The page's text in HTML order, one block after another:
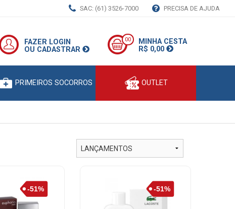
SAC: (61) 3526-7000 PRECISA DE AJUDA
FAZER LOGIN
OU CADASTRAR
00
MINHA CESTA
R$ 0,00
PRIMEIROS SOCORROS OUTLET